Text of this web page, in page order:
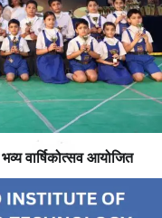
वार्षिकोत्सव आयोजित